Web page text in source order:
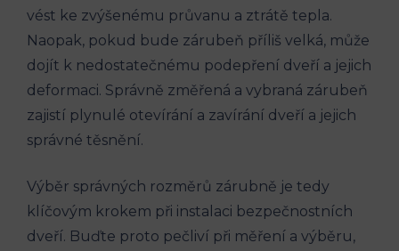
vést ke zvýšenému průvanu a ztrátě tepla.
Naopak, pokud bude zárubeň příliš velká, může
dojít k nedostatečnému podepření dveří a jejich
deformaci. Správně změřená a vybraná zárubeň
zajistí plynulé otevírání a zavírání dveří a jejich
správné těsnění.
Výběr správných rozměrů zárubně je tedy
klíčovým krokem při instalaci bezpečnostních
dveří. Buďte proto pečliví při měření a výběru,